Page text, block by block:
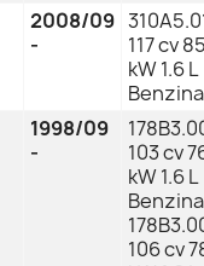
2008/09
-
117 cv
kW 1.6 L
Benzina
1998/09
-
103 cv
kW 1.6 L
Benzina
106 cv